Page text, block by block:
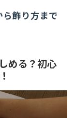
飾り方まで
める？初心